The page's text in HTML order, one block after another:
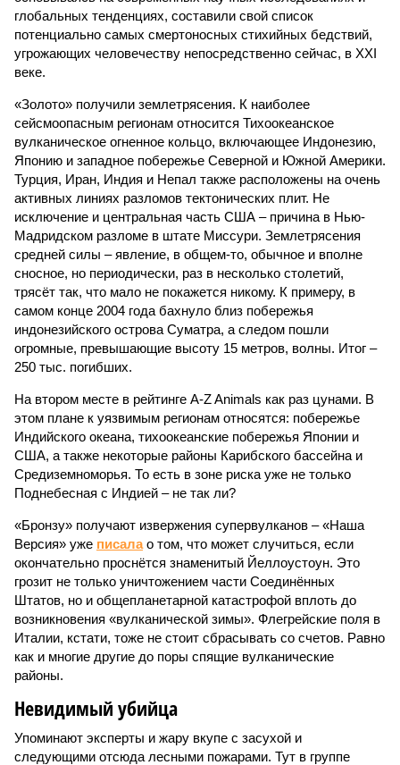
глобальных тенденциях, составили свой список
потенциально самых смертоносных стихийных бедствий,
угрожающих человечеству непосредственно сейчас, в XXI
веке.
«Золото» получили землетрясения. К наиболее
сейсмоопасным регионам относится Тихоокеанское
вулканическое огненное кольцо, включающее Индонезию,
Японию и западное побережье Северной и Южной Америки.
Турция, Иран, Индия и Непал также расположены на очень
активных линиях разломов тектонических плит. Не
исключение и центральная часть США – причина в Нью-
Мадридском разломе в штате Миссури. Землетрясения
средней силы – явление, в общем-то, обычное и вполне
сносное, но периодически, раз в несколько столетий,
трясёт так, что мало не покажется никому. К примеру, в
самом конце 2004 года бахнуло близ побережья
индонезийского острова Суматра, а следом пошли
огромные, превышающие высоту 15 метров, волны. Итог –
250 тыс. погибших.
На втором месте в рейтинге A-Z Animals как раз цунами. В
этом плане к уязвимым регионам относятся: побережье
Индийского океана, тихо­океанские побережья Японии и
США, а также некоторые районы Карибского бассейна и
Средиземноморья. То есть в зоне риска уже не только
Поднебесная с Индией – не так ли?
«Бронзу» получают извержения супервулканов – «Наша
Версия» уже писалао том, что может случиться, если
окончательно проснётся знаменитый Йеллоустоун. Это
грозит не только уничтожением части Соединённых
Штатов, но и общепланетарной катастрофой вплоть до
возникновения «вулканической зимы». Флегрейские поля в
Италии, кстати, тоже не стоит сбрасывать со счетов. Равно
как и многие другие до поры спящие вулканические
районы.
Невидимый убийца
Упоминают эксперты и жару вкупе с засухой и
следующими отсюда лесными пожарами. Тут в группе